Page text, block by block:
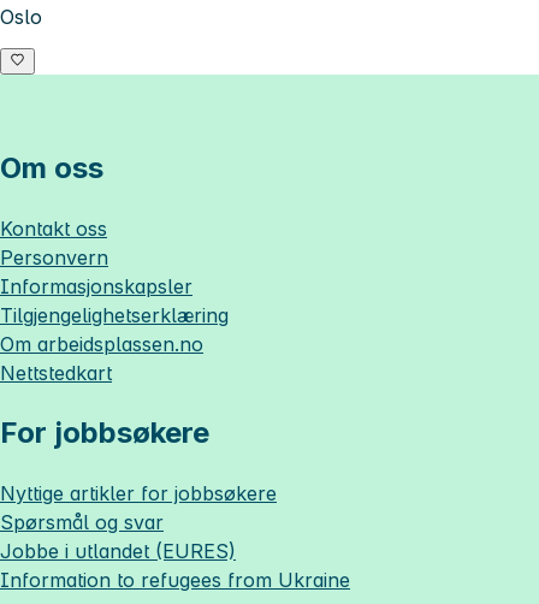
Oslo
Om oss
Kontakt oss
Personvern
Informasjonskapsler
Tilgjengelighetserklæring
Om arbeidsplassen.no
Nettstedkart
For jobbsøkere
Nyttige artikler for jobbsøkere
Spørsmål og svar
Jobbe i utlandet (EURES)
Information to refugees from Ukraine